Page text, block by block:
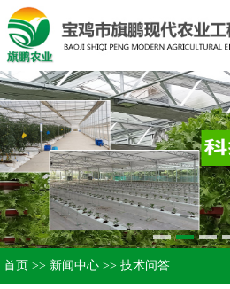
首页 >> 新闻中心 >> 技术问答